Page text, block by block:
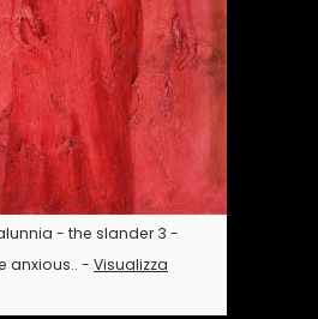
- the slander 3 -
anxious.. - Visualizza